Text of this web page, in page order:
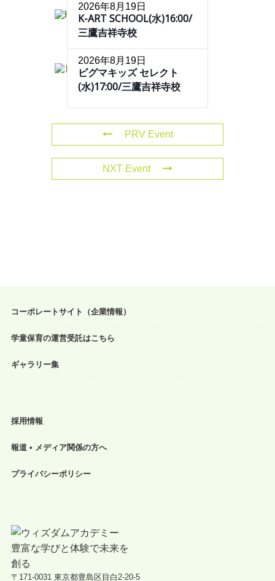
2026年8月19日
K-ART SCHOOL(水)16:00/
三鷹吉祥寺校
2026年8月19日
ピグマキッズ セレクト
(水)17:00/三鷹吉祥寺校
PRV Event
NXT Event
コーポレートサイト（企業情報）
学童保育の運営受託はこちら
ギャラリー集
採用情報
報道 • メディア関係の方へ
プライバシーポリシー
〒171-0031 東京都豊島区目白2-20-5